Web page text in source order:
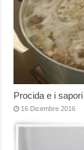
Procida e i sapori
16 Dicembre 2016